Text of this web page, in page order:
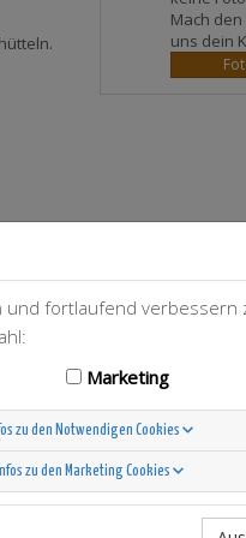
Mach
uns dein
Scandinavian
fortlaufend verbessern
Marketing
zu den Notwendigen Cookies
zu den Marketing Cookies